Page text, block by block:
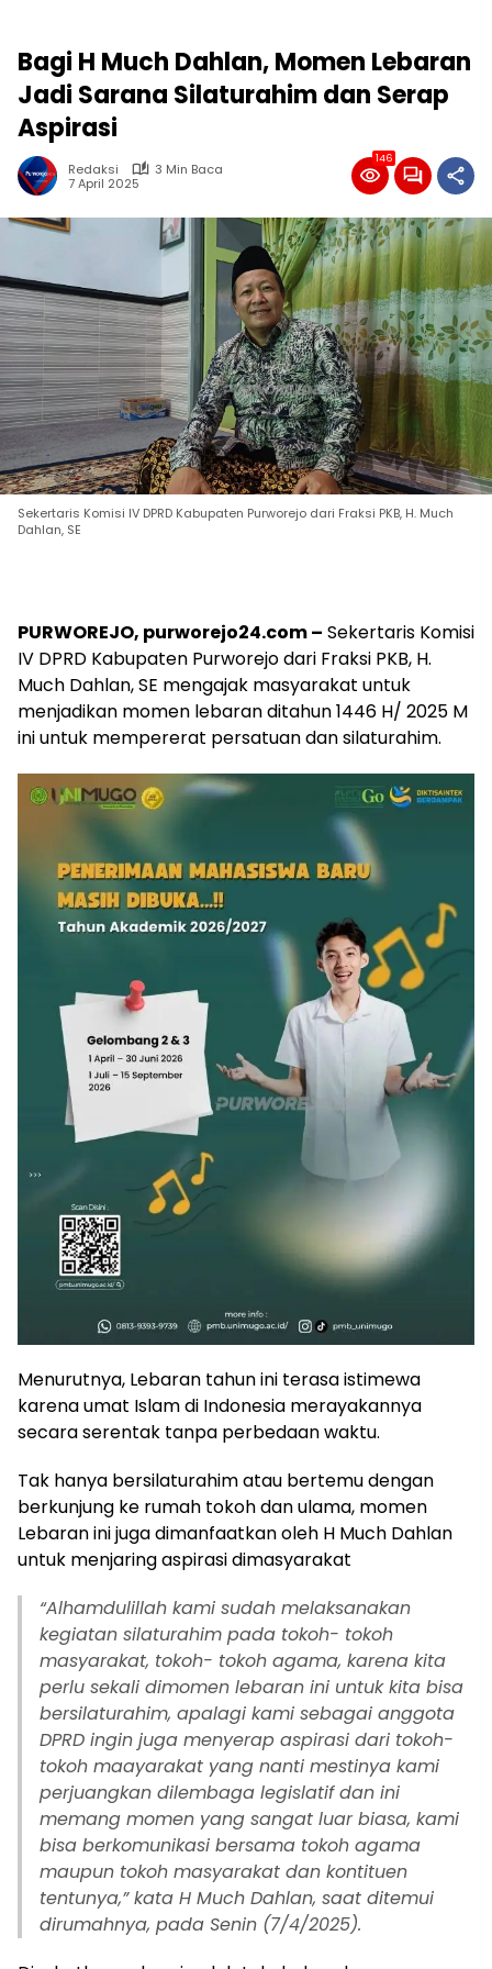
Bagi H Much Dahlan, Momen Lebaran
Jadi Sarana Silaturahim dan Serap
Aspirasi
Redaksi
3 Min Baca
7 April 2025
146
Sekertaris Komisi IV DPRD Kabupaten Purworejo dari Fraksi PKB, H. Much
Dahlan, SE
PURWOREJO, purworejo24.com – Sekertaris Komisi
IV DPRD Kabupaten Purworejo dari Fraksi PKB, H.
Much Dahlan, SE mengajak masyarakat untuk
menjadikan momen lebaran ditahun 1446 H/ 2025 M
ini untuk mempererat persatuan dan silaturahim.
Menurutnya, Lebaran tahun ini terasa istimewa
karena umat Islam di Indonesia merayakannya
secara serentak tanpa perbedaan waktu.
Tak hanya bersilaturahim atau bertemu dengan
berkunjung ke rumah tokoh dan ulama, momen
Lebaran ini juga dimanfaatkan oleh H Much Dahlan
untuk menjaring aspirasi dimasyarakat
“Alhamdulillah kami sudah melaksanakan
kegiatan silaturahim pada tokoh- tokoh
masyarakat, tokoh- tokoh agama, karena kita
perlu sekali dimomen lebaran ini untuk kita bisa
bersilaturahim, apalagi kami sebagai anggota
DPRD ingin juga menyerap aspirasi dari tokoh-
tokoh maayarakat yang nanti mestinya kami
perjuangkan dilembaga legislatif dan ini
memang momen yang sangat luar biasa, kami
bisa berkomunikasi bersama tokoh agama
maupun tokoh masyarakat dan kontituen
tentunya,” kata H Much Dahlan, saat ditemui
dirumahnya, pada Senin (7/4/2025).